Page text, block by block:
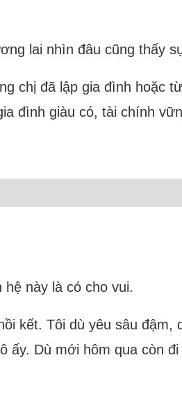
lai nhìn đâu cũng thấy
chị đã lập gia đình hoặc
đình giàu có, tài chính
này là có cho vui.
kết. Tôi dù yêu sâu đậm,
ấy. Dù mới hôm qua còn